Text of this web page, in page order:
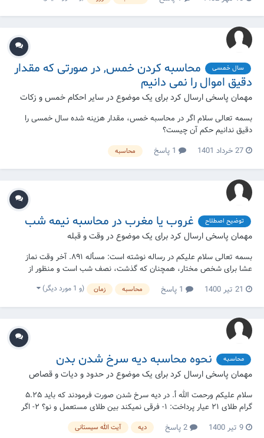
سال خمسی
محاسبه کردن خمس, در صورتی که مقدار
دقیق اموال را نمی دانیم
مهمان پاسخی ارسال کرد برای یک موضوع درسایر احکام خمس و زکات
بسمه تعالی سلام اگر در محاسبه خمس، مقدار هزینه شده سال خمسی را
دقیق ندانیم حکم آن چیست؟
27 خرداد 1401
محاسبه
توضیح اصطلاح غروب یا مغرب در محاسبه نیمه شب
مهمان پاسخی ارسال کرد برای یک موضوع در وقت و قبله
بسمه تعالی سلام علیکم در رساله نوشته است: مسأله ۸۹۱. آخر وقت نماز
عشا برای شخص مختار، همچنان كه گذشت، نصف شب است و منظور از
نصف شب برای وقت نماز عشا، بنابر احتیاط واجب، نصف فاصله زمانی بین
غروب آفتاب تا طلوع فجر (اذان صبح) است. سوال: اینجا نوشته :«نصف
فاصله زمانی بین غروب آفتاب تا طلوع فج...
21 تیر 1400 محاسبه زمان (و 1 مورد دیگر)
محاسبه نحوه محاسبه دیه سرخ شدن بدن
مهمان پاسخی ارسال کرد برای یک موضوع در حدود و دیات و قصاص
سلام علیکم ورحمت الله أ. در دیه سرخ شدن صورت فرمودند که باید ۵.۲۵
گرام طلای ۲۱ عیار پرداخت: ۱- فرقی نمیکند بین طلای مستعمل و نو؟ ۲- اگر
قیمت طلای خالص را بدهد کافی است (یعنی بدون نقش و نگاری که الآن در
بازار است) . ۳- اگر شخصی در غیر کشور خودش باشد و قیمت طلا بر حسب
9 تیر 1400 دیه آیت الله سیستانی